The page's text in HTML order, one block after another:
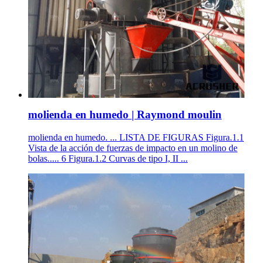
molienda en humedo | Raymond moulin
molienda en humedo. ... LISTA DE FIGURAS Figura.1.1
Vista de la acción de fuerzas de impacto en un molino de
bolas..... 6 Figura.1.2 Curvas de tipo I, II ...